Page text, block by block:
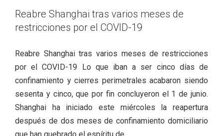
Reabre Shanghai tras varios meses de
restricciones por el COVID-19
Reabre Shanghai tras varios meses de restricciones
por el COVID-19 Lo que iban a ser cinco días de
confinamiento y cierres perimetrales acabaron siendo
sesenta y cinco, que por fin concluyeron el 1 de junio.
Shanghai ha iniciado este miércoles la reapertura
después de dos meses de confinamiento domiciliario
que han quebrado el espíritu de